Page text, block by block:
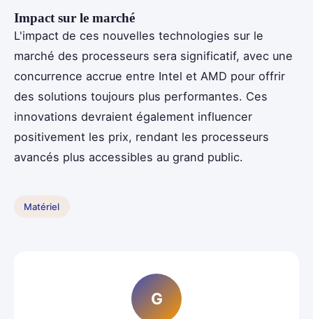
Impact sur le marché
L'impact de ces nouvelles technologies sur le
marché des processeurs sera significatif, avec une
concurrence accrue entre Intel et AMD pour offrir
des solutions toujours plus performantes. Ces
innovations devraient également influencer
positivement les prix, rendant les processeurs
avancés plus accessibles au grand public.
Matériel
G